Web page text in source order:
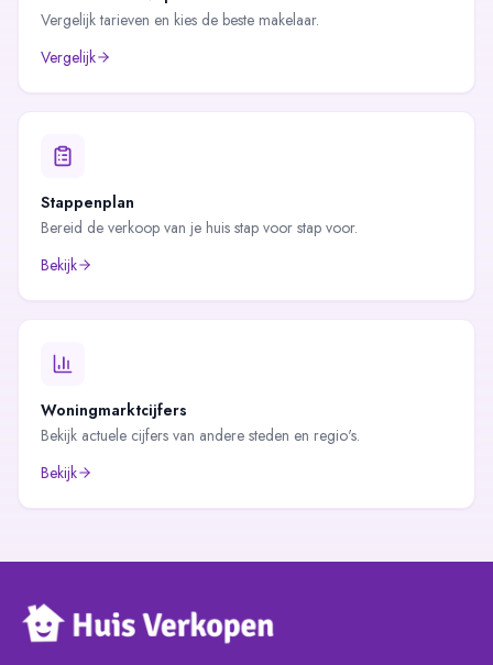
Vergelijk tarieven en kies de beste makelaar.
Vergelijk
Stappenplan
Bereid de verkoop van je huis stap voor stap voor.
Bekijk
Woningmarktcijfers
Bekijk actuele cijfers van andere steden en regio's.
Bekijk